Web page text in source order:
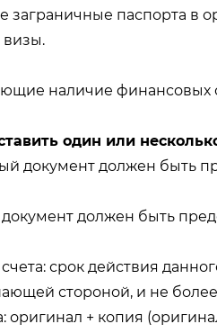
заграничные паспорта в
наличие финансовых
один или
документ должен быть
должен быть
срок действия
стороной, и не
оригинал + копия